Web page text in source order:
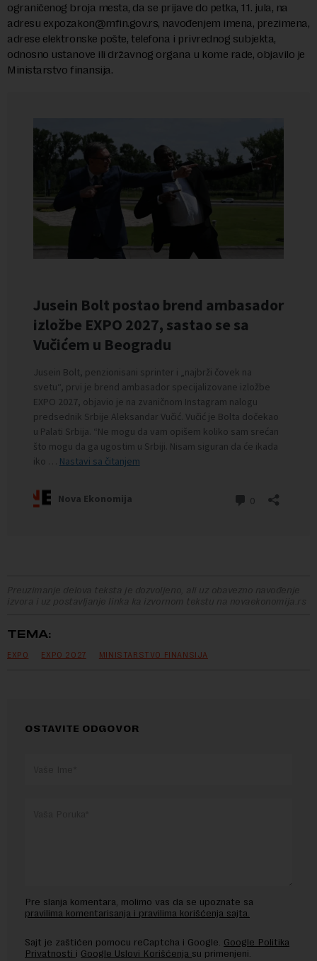
ograničenog broja mesta, da se prijave do petka, 11. jula, na
adresu expozakon@mfin.gov.rs, navođenjem imena, prezimena,
adrese elektronske pošte, telefona i privrednog subjekta,
odnosno ustanove ili državnog organa u kome rade, objavilo je
Ministarstvo finansija.
Preuzimanje delova teksta je dozvoljeno, ali uz obavezno navođenje
izvora i uz postavljanje linka ka izvornom tekstu na novaekonomija.rs
TEMA:
EXPO EXPO 2027 MINISTARSTVO FINANSIJA
OSTAVITE ODGOVOR
Pre slanja komentara, molimo vas da se upoznate sa
pravilima komentarisanja i pravilima korišćenja sajta.
Sajt je zaštićen pomocu reCaptcha i Google. Google Politika
Privatnosti i Google Uslovi Korišćenja su primenjeni.